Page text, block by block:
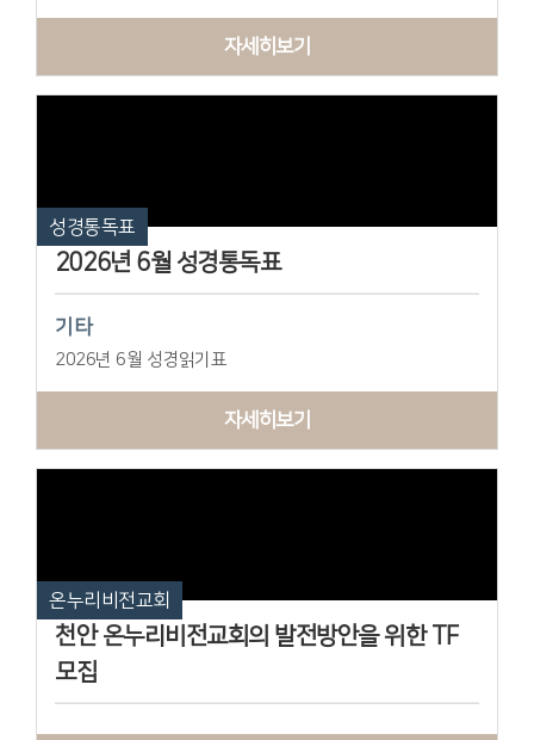
자세히보기
성경통독표
2026년 6월 성경통독표
기타
2026년 6월 성경읽기표
자세히보기
온누리비전교회
천안 온누리비전교회의 발전방안을 위한 TF
모집